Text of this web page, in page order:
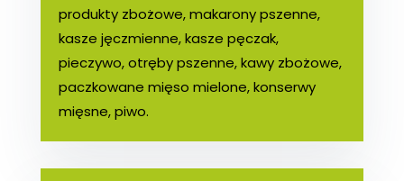
produkty zbożowe, makarony pszenne,
kasze jęczmienne, kasze pęczak,
pieczywo, otręby pszenne, kawy zbożowe,
paczkowane mięso mielone, konserwy
mięsne, piwo.